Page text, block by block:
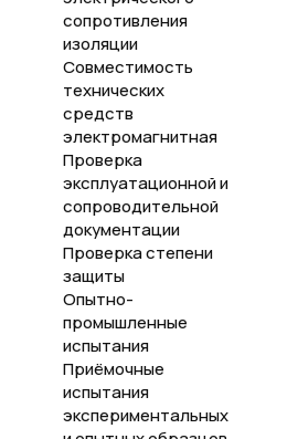
сопротивления
изоляции
Совместимость
технических
средств
электромагнитная
Проверка
эксплуатационной и
сопроводительной
документации
Проверка степени
защиты
Опытно-
промышленные
испытания
Приёмочные
испытания
экспериментальных